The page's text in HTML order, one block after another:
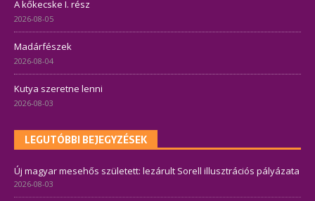
A kőkecske I. rész
2026-08-05
Madárfészek
2026-08-04
Kutya szeretne lenni
2026-08-03
LEGUTÓBBI BEJEGYZÉSEK
Új magyar mesehős született: lezárult Sorell illusztrációs pályázata
2026-08-03